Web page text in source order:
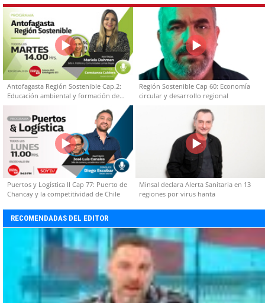
Antofagasta Región Sostenible Cap.2:
Educación ambiental y formación de
capacidades técnicas
Región Sostenible Cap 60: Economía
circular y desarrollo regional
Puertos y Logística II Cap 77: Puerto de
Chancay y la competitividad de Chile
Minsal declara Alerta Sanitaria en 13
regiones por virus hanta
RECOMENDADAS DEL EDITOR